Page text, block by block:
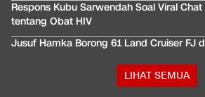
Respons Kubu Sarwendah Soal Viral
tentang Obat HIV
Jusuf Hamka Borong 61 Land Cruiser FJ
LIHAT SEMUA